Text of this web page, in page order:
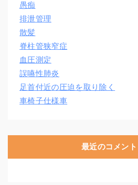
愚痴
排泄管理
散髪
脊柱管狭窄症
血圧測定
誤嚥性肺炎
足首付近の圧迫を取り除く
車椅子仕様車
最近のコメント